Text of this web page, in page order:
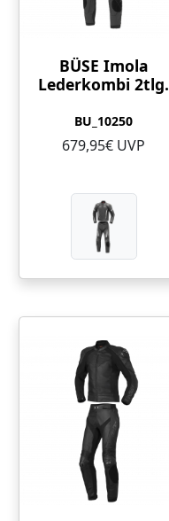
BÜSE Imola
Lederkombi 2tlg.
BU_10250
679,95€ UVP